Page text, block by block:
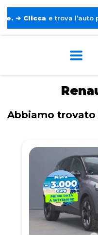
l’auto perfetta senza
Abbiamo trovato